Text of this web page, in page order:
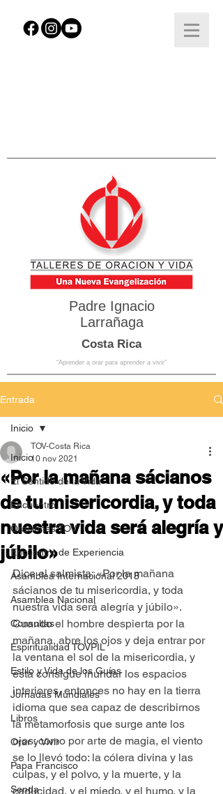
Padre Ignacio
Larrañaga
Costa Rica
“Aprender a orar para aprender a vivir”
Entrada
Inicio
El Sentido de la Vida
Encuentro
Oraciones TOV
Encuentro de Experiencia
Asamblea Internacional 2018
Asamblea Nacional
Consultas
Espiritualidad TOVPIL
Estilo y Vida de los Guías
Jornadas Mundiales
Libros
Orar y Vivir
Papa Francisco
Senda
Inicio
«Por la mañana sácianos
de tu misericordia, y toda
nuestra vida será alegría y
júbilo»
TOV-Costa Rica
10 nov 2021
Dice el salmista: «Por la mañana
sácianos de tu misericordia, y toda
nuestra vida será alegría y júbilo».
Cuando el hombre despierta por la
mañana, abre los ojos y deja entrar por
la ventana el sol de la misericordia, y
ésta consigue inundar los espacios
interiores, entonces no hay en la tierra
idioma que sea capaz de describirnos
la metamorfosis que surge ante los
ojos: como por arte de magia, el viento
se lo llevó todo: la cólera divina y las
culpas, y el polvo, y la muerte, y la
caducidad, y el miedo, y el humo, y la